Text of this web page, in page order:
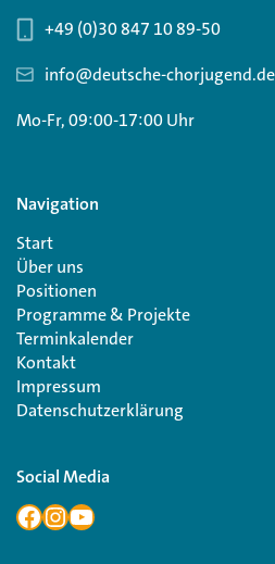
+49 (0)30 847 10 89-50
info@deutsche-chorjugend.de
Mo-Fr, 09:00-17:00 Uhr
Navigation
Start
Über uns
Positionen
Programme & Projekte
Terminkalender
Kontakt
Impressum
Datenschutzerklärung
Social Media